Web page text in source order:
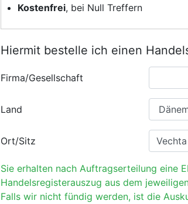
Kostenfrei, bei Null Treffern
Hiermit bestelle ich einen
Firma/Gesellschaft
Land
Ort/Sitz
Sie erhalten nach Auftragserteilung eine
Handelsregisterauszug aus dem
Falls wir nicht fündig werden, ist die